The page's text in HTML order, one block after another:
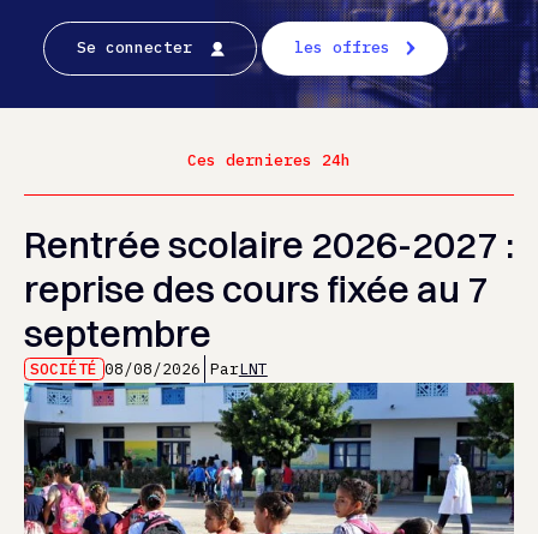
Se connecter les offres
Ces dernieres 24h
Rentrée scolaire 2026-2027 :
reprise des cours fixée au 7
septembre
SOCIÉTÉ 08/08/2026 ParLNT